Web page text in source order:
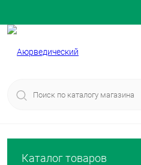
Каталог товаров